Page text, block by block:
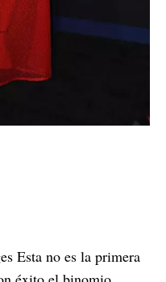
Esta no es la primera